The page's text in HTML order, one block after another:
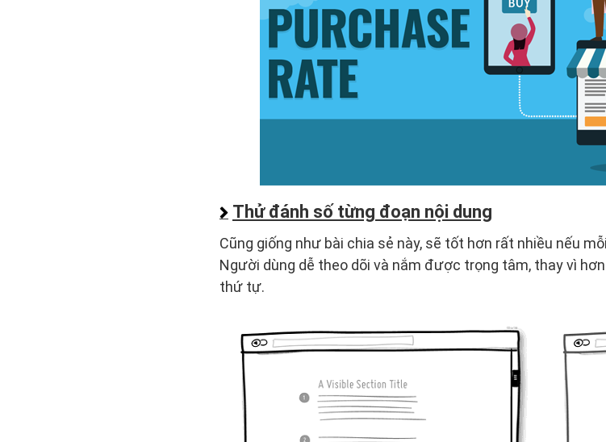
Thử đánh số từng đoạn nội dung
Cũng giống như bài chia sẻ này, sẽ tốt hơn rất nhiều nếu
Người dùng dễ theo dõi và nắm được trọng tâm, thay vì
thứ tự.